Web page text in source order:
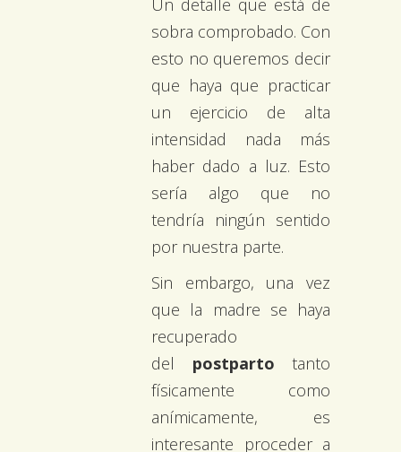
Un detalle que está de
sobra comprobado. Con
esto no queremos decir
que haya que practicar
un ejercicio de alta
intensidad nada más
haber dado a luz. Esto
sería algo que no
tendría ningún sentido
por nuestra parte.
Sin embargo, una vez
que la madre se haya
recuperado
del postparto tanto
físicamente como
anímicamente, es
interesante proceder a